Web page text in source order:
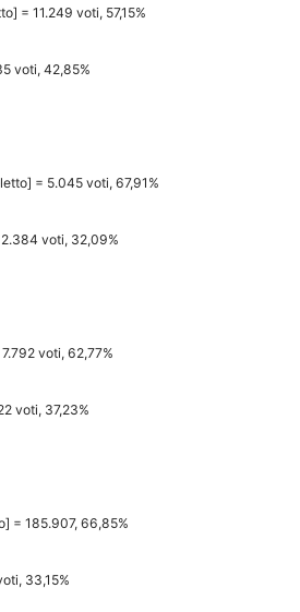
= 11.249 voti, 57,15%
voti, 42,85%
= 5.045 voti, 67,91%
2.384 voti, 32,09%
voti, 62,77%
voti, 37,23%
= 185.907, 66,85%
33,15%